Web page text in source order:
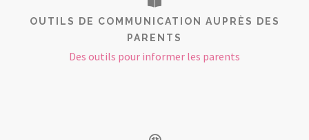
OUTILS DE COMMUNICATION AUPRÈS DES
PARENTS
Des outils pour informer les parents